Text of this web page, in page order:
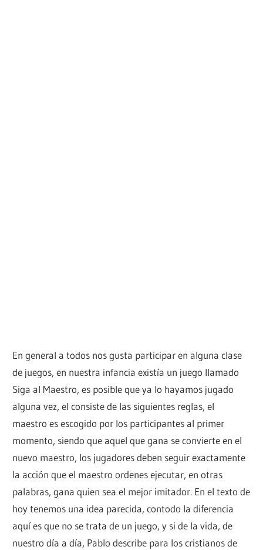
En general a todos nos gusta participar en alguna clase
de juegos, en nuestra infancia existía un juego llamado
Siga al Maestro, es posible que ya lo hayamos jugado
alguna vez, el consiste de las siguientes reglas, el
maestro es escogido por los participantes al primer
momento, siendo que aquel que gana se convierte en el
nuevo maestro, los jugadores deben seguir exactamente
la acción que el maestro ordenes ejecutar, en otras
palabras, gana quien sea el mejor imitador. En el texto de
hoy tenemos una idea parecida, contodo la diferencia
aquí es que no se trata de un juego, y si de la vida, de
nuestro día a día, Pablo describe para los cristianos de